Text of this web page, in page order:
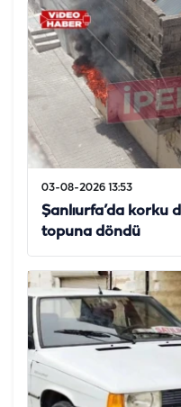
03-08-2026 13:53
Şanlıurfa’da korku
topuna döndü